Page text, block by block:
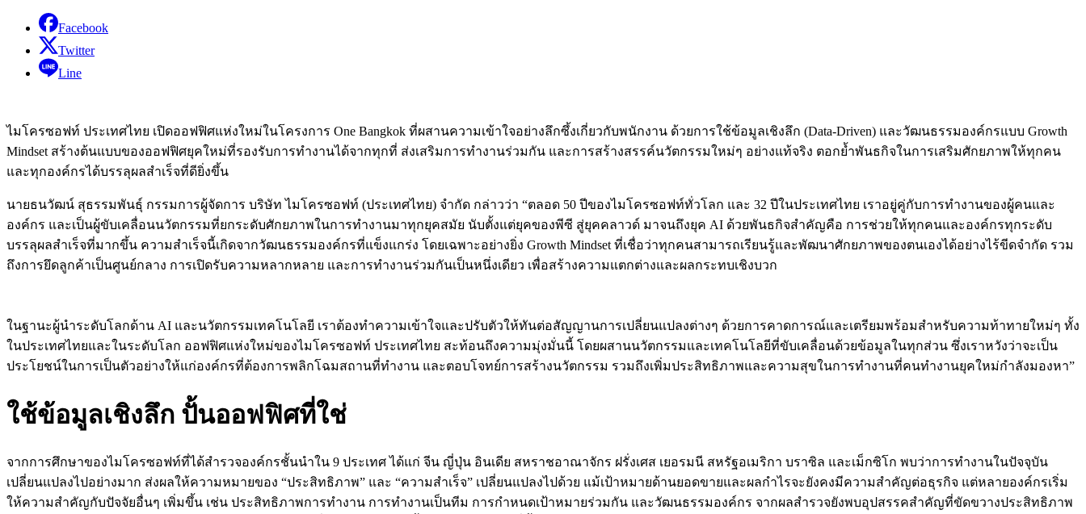
Facebook
Twitter
Line
ไมโครซอฟท์ ประเทศไทย เปิดออฟฟิศแห่งใหม่ในโครงการ One Bangkok ที่ผสานความเข้าใจอย่างลึกซึ้งเกี่ยวกับพนักงาน ด้วยการใช้ข้อมูลเชิงลึก (Data-Driven) และวัฒนธรรมองค์กรแบบ Growth
Mindset สร้างต้นแบบของออฟฟิศยุคใหม่ที่รองรับการทำงานได้จากทุกที่ ส่งเสริมการทำงานร่วมกัน และการสร้างสรรค์นวัตกรรมใหม่ๆ อย่างแท้จริง ตอกย้ำพันธกิจในการเสริมศักยภาพให้ทุกคน
และทุกองค์กรได้บรรลุผลสำเร็จที่ดียิ่งขึ้น
นายธนวัฒน์ สุธรรมพันธุ์ กรรมการผู้จัดการ บริษัท ไมโครซอฟท์ (ประเทศไทย) จำกัด กล่าวว่า “ตลอด 50 ปีของไมโครซอฟท์ทั่วโลก และ 32 ปีในประเทศไทย เราอยู่คู่กับการทำงานของผู้คนและ
องค์กร และเป็นผู้ขับเคลื่อนนวัตกรรมที่ยกระดับศักยภาพในการทำงานมาทุกยุคสมัย นับตั้งแต่ยุคของพีซี สู่ยุคคลาวด์ มาจนถึงยุค AI ด้วยพันธกิจสำคัญคือ การช่วยให้ทุกคนและองค์กรทุกระดับ
บรรลุผลสำเร็จที่มากขึ้น ความสำเร็จนี้เกิดจากวัฒนธรรมองค์กรที่แข็งแกร่ง โดยเฉพาะอย่างยิ่ง Growth Mindset ที่เชื่อว่าทุกคนสามารถเรียนรู้และพัฒนาศักยภาพของตนเองได้อย่างไร้ขีดจำกัด รวม
ถึงการยึดลูกค้าเป็นศูนย์กลาง การเปิดรับความหลากหลาย และการทำงานร่วมกันเป็นหนึ่งเดียว เพื่อสร้างความแตกต่างและผลกระทบเชิงบวก
ในฐานะผู้นำระดับโลกด้าน AI และนวัตกรรมเทคโนโลยี เราต้องทำความเข้าใจและปรับตัวให้ทันต่อสัญญานการเปลี่ยนแปลงต่างๆ ด้วยการคาดการณ์และเตรียมพร้อมสำหรับความท้าทายใหม่ๆ ทั้ง
ในประเทศไทยและในระดับโลก ออฟฟิศแห่งใหม่ของไมโครซอฟท์ ประเทศไทย สะท้อนถึงความมุ่งมั่นนี้ โดยผสานนวัตกรรมและเทคโนโลยีที่ขับเคลื่อนด้วยข้อมูลในทุกส่วน ซึ่งเราหวังว่าจะเป็น
ประโยชน์ในการเป็นตัวอย่างให้แก่องค์กรที่ต้องการพลิกโฉมสถานที่ทำงาน และตอบโจทย์การสร้างนวัตกรรม รวมถึงเพิ่มประสิทธิภาพและความสุขในการทำงานที่คนทำงานยุคใหม่กำลังมองหา”
ใช้ข้อมูลเชิงลึก ปั้นออฟฟิศที่ใช่
จากการศึกษาของไมโครซอฟท์ที่ได้สำรวจองค์กรชั้นนำใน 9 ประเทศ ได้แก่ จีน ญี่ปุ่น อินเดีย สหราชอาณาจักร ฝรั่งเศส เยอรมนี สหรัฐอเมริกา บราซิล และเม็กซิโก พบว่าการทำงานในปัจจุบัน
เปลี่ยนแปลงไปอย่างมาก ส่งผลให้ความหมายของ “ประสิทธิภาพ” และ “ความสำเร็จ” เปลี่ยนแปลงไปด้วย แม้เป้าหมายด้านยอดขายและผลกำไรจะยังคงมีความสำคัญต่อธุรกิจ แต่หลายองค์กรเริ่ม
ให้ความสำคัญกับปัจจัยอื่นๆ เพิ่มขึ้น เช่น ประสิทธิภาพการทำงาน การทำงานเป็นทีม การกำหนดเป้าหมายร่วมกัน และวัฒนธรรมองค์กร จากผลสำรวจยังพบอุปสรรคสำคัญที่ขัดขวางประสิทธิภาพ